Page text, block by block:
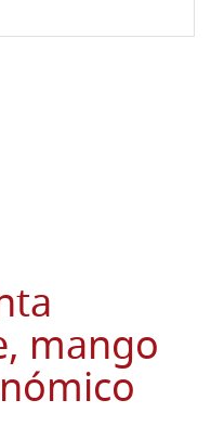
mango